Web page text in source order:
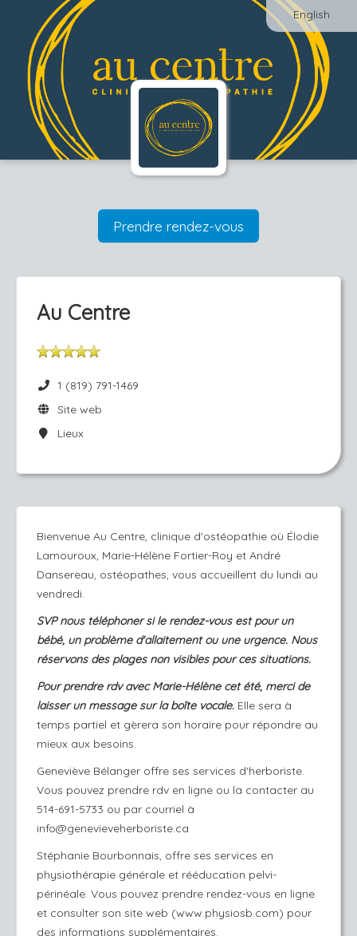
English
Prendre rendez-vous
Au Centre
1 (819) 791-1469
Site web
Lieux
Bienvenue Au Centre, clinique d'ostéopathie où Élodie
Lamouroux, Marie-Hélène Fortier-Roy et André
Dansereau, ostéopathes, vous accueillent du lundi au
vendredi.
SVP nous téléphoner si le rendez-vous est pour un
bébé, un problème d'allaitement ou une urgence. Nous
réservons des plages non visibles pour ces situations.
Pour prendre rdv avec Marie-Hélène cet été, merci de
laisser un message sur la boîte vocale. Elle sera à
temps partiel et gèrera son horaire pour répondre au
mieux aux besoins.
Geneviève Bélanger offre ses services d'herboriste.
Vous pouvez prendre rdv en ligne ou la contacter au
514-691-5733 ou par courriel à
info@genevieveherboriste.ca
Stéphanie Bourbonnais, offre ses services en
physiothérapie générale et rééducation pelvi-
périnéale. Vous pouvez prendre rendez-vous en ligne
et consulter son site web (www.physiosb.com) pour
des informations supplémentaires.